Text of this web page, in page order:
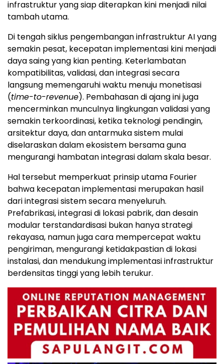
infrastruktur yang siap diterapkan kini menjadi nilai
tambah utama.
Di tengah siklus pengembangan infrastruktur AI yang
semakin pesat, kecepatan implementasi kini menjadi
daya saing yang kian penting. Keterlambatan
kompatibilitas, validasi, dan integrasi secara
langsung memengaruhi waktu menuju monetisasi
(time-to-revenue). Pembahasan di ajang ini juga
mencerminkan munculnya lingkungan validasi yang
semakin terkoordinasi, ketika teknologi pendingin,
arsitektur daya, dan antarmuka sistem mulai
diselaraskan dalam ekosistem bersama guna
mengurangi hambatan integrasi dalam skala besar.
Hal tersebut memperkuat prinsip utama Fourier
bahwa kecepatan implementasi merupakan hasil
dari integrasi sistem secara menyeluruh.
Prefabrikasi, integrasi di lokasi pabrik, dan desain
modular terstandardisasi bukan hanya strategi
rekayasa, namun juga cara mempercepat waktu
pengiriman, mengurangi ketidakpastian di lokasi
instalasi, dan mendukung implementasi infrastruktur
berdensitas tinggi yang lebih terukur.